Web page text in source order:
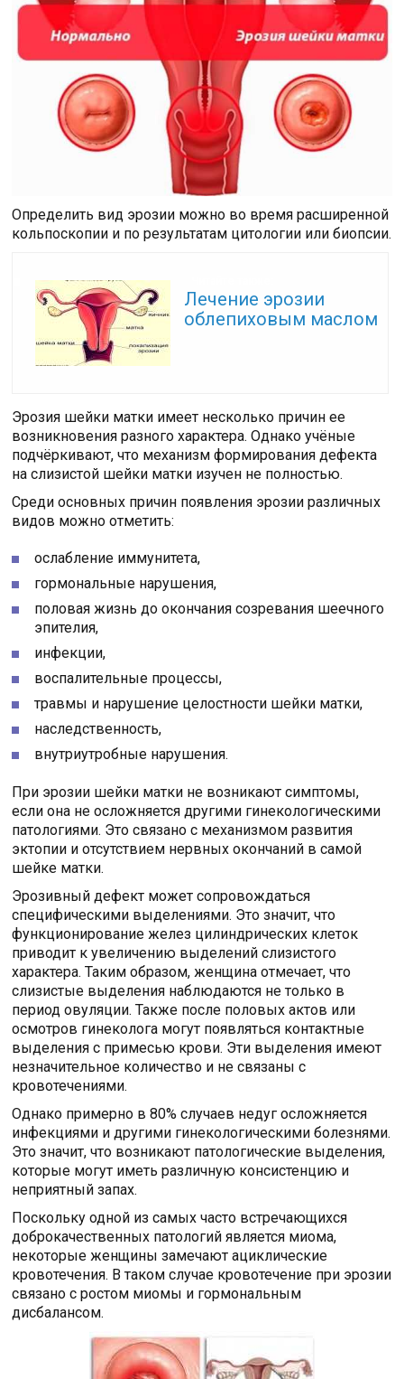
Определить вид эрозии можно во время расширенной
кольпоскопии и по результатам цитологии или биопсии.
Лечение эрозии
облепиховым маслом
Эрозия шейки матки имеет несколько причин ее
возникновения разного характера. Однако учёные
подчёркивают, что механизм формирования дефекта
на слизистой шейки матки изучен не полностью.
Среди основных причин появления эрозии различных
видов можно отметить:
ослабление иммунитета,
гормональные нарушения,
половая жизнь до окончания созревания шеечного
эпителия,
инфекции,
воспалительные процессы,
травмы и нарушение целостности шейки матки,
наследственность,
внутриутробные нарушения.
При эрозии шейки матки не возникают симптомы,
если она не осложняется другими гинекологическими
патологиями. Это связано с механизмом развития
эктопии и отсутствием нервных окончаний в самой
шейке матки.
Эрозивный дефект может сопровождаться
специфическими выделениями. Это значит, что
функционирование желез цилиндрических клеток
приводит к увеличению выделений слизистого
характера. Таким образом, женщина отмечает, что
слизистые выделения наблюдаются не только в
период овуляции. Также после половых актов или
осмотров гинеколога могут появляться контактные
выделения с примесью крови. Эти выделения имеют
незначительное количество и не связаны с
кровотечениями.
Однако примерно в 80% случаев недуг осложняется
инфекциями и другими гинекологическими болезнями.
Это значит, что возникают патологические выделения,
которые могут иметь различную консистенцию и
неприятный запах.
Поскольку одной из самых часто встречающихся
доброкачественных патологий является миома,
некоторые женщины замечают ациклические
кровотечения. В таком случае кровотечение при эрозии
связано с ростом миомы и гормональным
дисбалансом.